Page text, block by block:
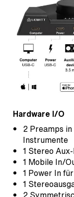
Hardware I/O
2 Preamps
Instrumente
1 Stereo
1 Mobile In/
1 Power In
1